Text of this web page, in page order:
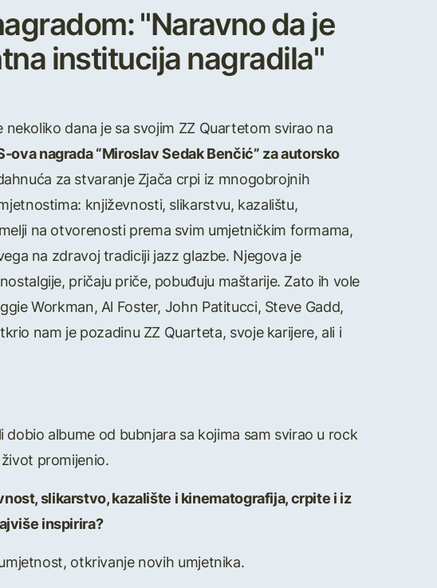
"Naravno da je
institucija nagradila"
dana je sa svojim ZZ Quartetom svirao na
ova nagrada “Miroslav Sedak Benčić” za autorsko
za stvaranje Zjača crpi iz mnogobrojnih
književnosti, slikarstvu, kazalištu,
na otvorenosti prema svim umjetničkim formama,
na zdravoj tradiciji jazz glazbe. Njegova je
pričaju priče, pobuđuju maštarije. Zato ih vole
Workman, Al Foster, John Patitucci, Steve Gadd,
nam je pozadinu ZZ Quarteta, svoje karijere, ali i
albume od bubnjara sa kojima sam svirao u rock
život promijenio.
slikarstvo, kazalište i kinematografija, crpite i iz
inspirira?
otkrivanje novih umjetnika.